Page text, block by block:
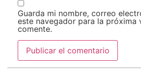
Guarda mi nombre, correo
este navegador para la próxima
comente.